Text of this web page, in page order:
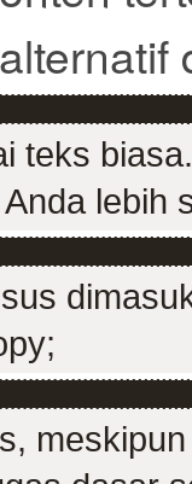
teks
lebih